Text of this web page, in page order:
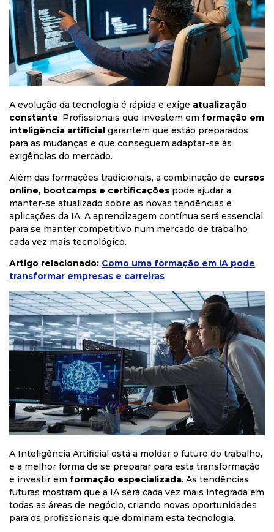
A evolução da tecnologia é rápida e exige atualização
constante. Profissionais que investem em formação em
inteligência artificial garantem que estão preparados
para as mudanças e que conseguem adaptar-se às
exigências do mercado.
Além das formações tradicionais, a combinação de cursos
online, bootcamps e certificações pode ajudar a
manter-se atualizado sobre as novas tendências e
aplicações da IA. A aprendizagem contínua será essencial
para se manter competitivo num mercado de trabalho
cada vez mais tecnológico.
Artigo relacionado: Como uma formação em IA pode
transformar empresas e carreiras
A Inteligência Artificial está a moldar o futuro do trabalho,
e a melhor forma de se preparar para esta transformação
é investir em formação especializada. As tendências
futuras mostram que a IA será cada vez mais integrada em
todas as áreas de negócio, criando novas oportunidades
para os profissionais que dominam esta tecnologia.